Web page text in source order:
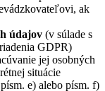
ak
údajov (v súlade s
GDPR)
jej osobných
situácie
e) alebo písm. f)